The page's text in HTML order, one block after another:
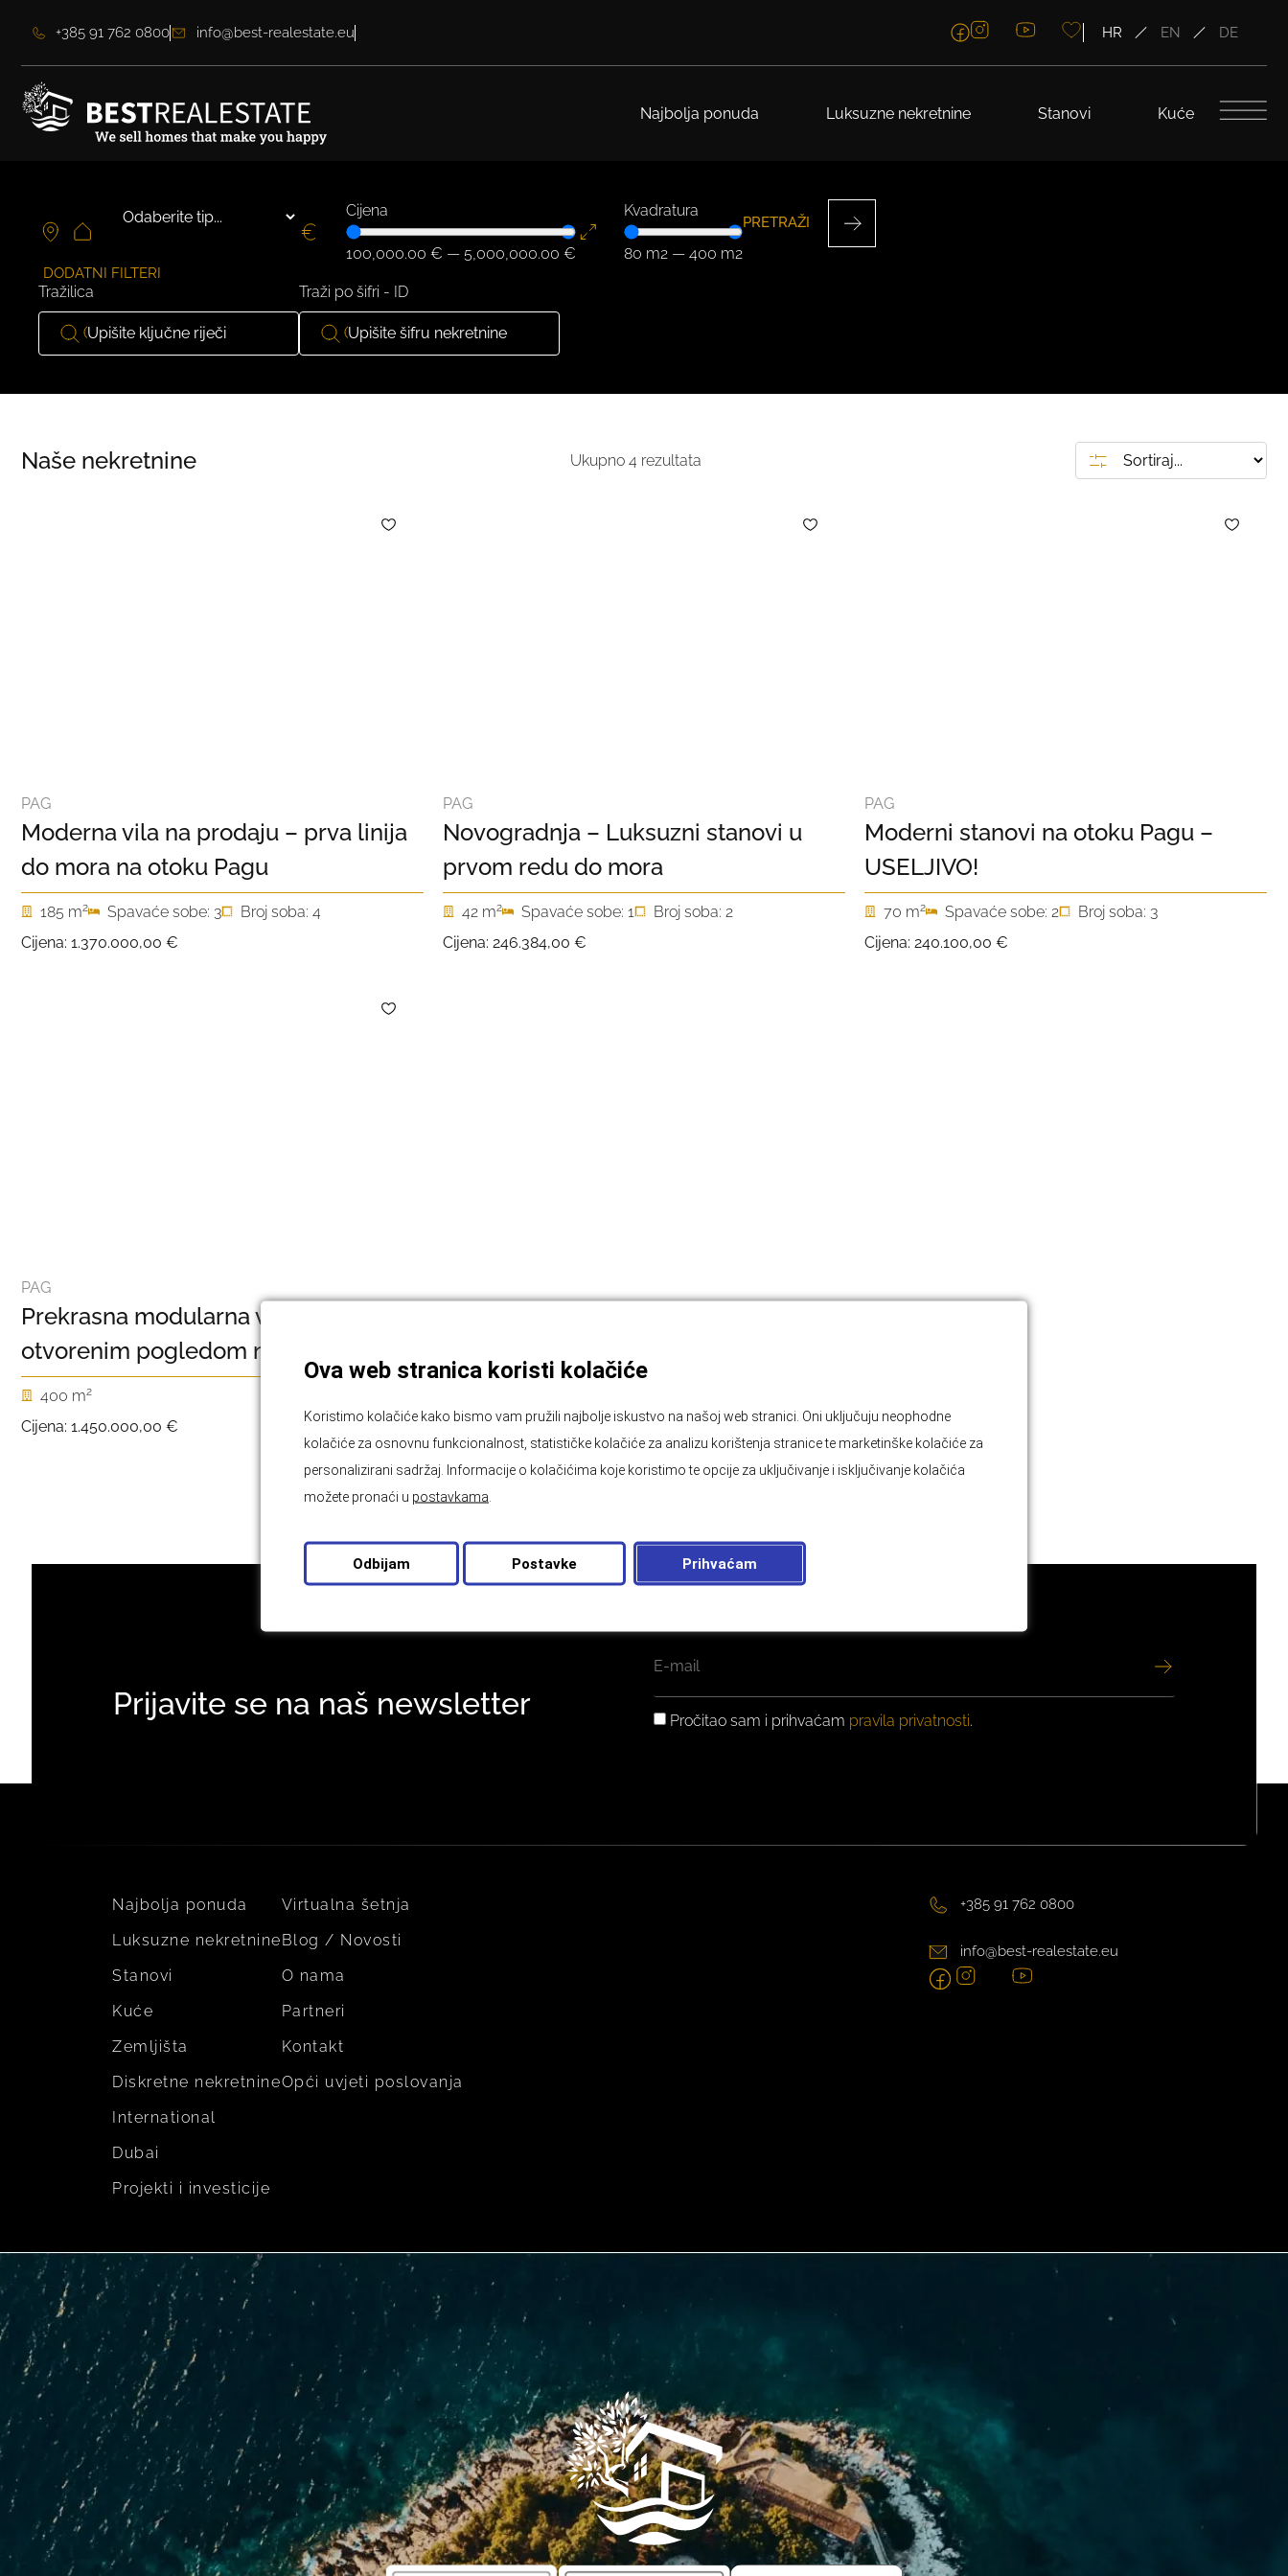
+385 91 762 0800 info@best-realestate.eu HR EN DE
Najbolja ponuda Luksuzne nekretnine Stanovi Kuće
Cijena
100,000.00 € — 5,000,000.00 €
Kvadratura
80 m2 — 400 m2
PRETRAŽI
DODATNI FILTERI
Tražilica Traži po šifri - ID
Naše nekretnine Ukupno 4 rezultata
PAG
Moderna vila na prodaju – prva linija
do mora na otoku Pagu
185 m2 Spavaće sobe: 3
Broj soba: 4
Cijena: 1.370.000,00 €
PAG
Novogradnja – Luksuzni stanovi u
prvom redu do mora
42 m2 Spavaće sobe: 1
Broj soba: 2
Cijena: 246.384,00 €
PAG
Moderni stanovi na otoku Pagu –
USELJIVO!
70 m2 Spavaće sobe: 2
Broj soba: 3
Cijena: 240.100,00 €
PAG
Prekrasna modularna vila s
otvorenim pogledom na more
400 m2
Cijena: 1.450.000,00 €
Prijavite se na naš newsletter
GDPR
Pročitao sam i prihvaćam pravila privatnosti.
Najbolja ponuda
Luksuzne nekretnine
Stanovi
Kuće
Zemljišta
Diskretne nekretnine
International
Dubai
Projekti i investicije
Virtualna šetnja
Blog / Novosti
O nama
Partneri
Kontakt
Opći uvjeti poslovanja
+385 91 762 0800
info@best-realestate.eu
Ova web stranica koristi kolačiće
Koristimo kolačiće kako bismo vam pružili najbolje iskustvo na našoj web stranici. Oni uključuju neophodne
kolačiće za osnovnu funkcionalnost, statističke kolačiće za analizu korištenja stranice te marketinške kolačiće za
personalizirani sadržaj. Informacije o kolačićima koje koristimo te opcije za uključivanje i isključivanje kolačića
možete pronaći u postavkama
Prihvaćam
Odbijam Postavke